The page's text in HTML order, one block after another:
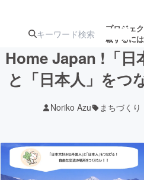
プロジェ
載するには
ターン
ジェクト
アート・写真
Home Japan !「日
と「日本人」をつ
Noriko Azu まちづく